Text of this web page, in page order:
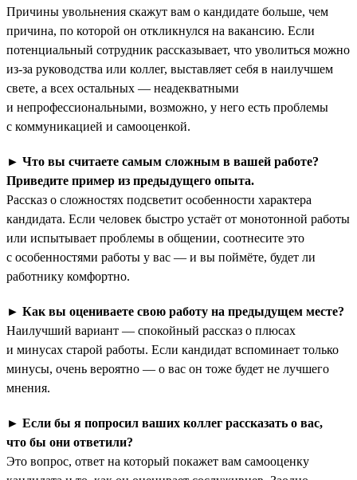
Причины увольнения скажут вам о кандидате больше, чем
причина, по которой он откликнулся на вакансию. Если
потенциальный сотрудник рассказывает, что уволиться можно
из-за руководства или коллег, выставляет себя в наилучшем
свете, а всех остальных — неадекватными
и непрофессиональными, возможно, у него есть проблемы
с коммуникацией и самооценкой.
► Что вы считаете самым сложным в вашей работе?
Приведите пример из предыдущего опыта.
Рассказ о сложностях подсветит особенности характера
кандидата. Если человек быстро устаёт от монотонной работы
или испытывает проблемы в общении, соотнесите это
с особенностями работы у вас — и вы поймёте, будет ли
работнику комфортно.
► Как вы оцениваете свою работу на предыдущем месте?
Наилучший вариант — спокойный рассказ о плюсах
и минусах старой работы. Если кандидат вспоминает только
минусы, очень вероятно — о вас он тоже будет не лучшего
мнения.
► Если бы я попросил ваших коллег рассказать о вас,
что бы они ответили?
Это вопрос, ответ на который покажет вам самооценку